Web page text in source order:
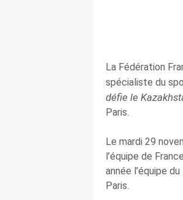
La Fédération
spécialiste du
défie le
Paris.
Le mardi 29
l’équipe de
année l’équipe
Paris.